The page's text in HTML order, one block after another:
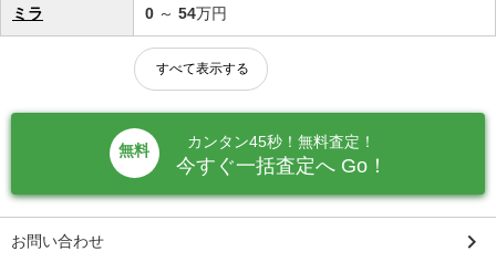
ミラ 0 ～ 54万円
すべて表示する
無料
カンタン45秒！無料査定！
今すぐ一括査定へ Go！
お問い合わせ keyboard_arrow_right